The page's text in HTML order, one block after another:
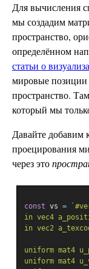
Для вычисления
мы создадим
пространство,
определённом
статьи о
мировые позиции
пространство.
который мы
Давайте
проецирования
через это
const vs =
in vec4
in vec2
uniform mat4
uniform mat4